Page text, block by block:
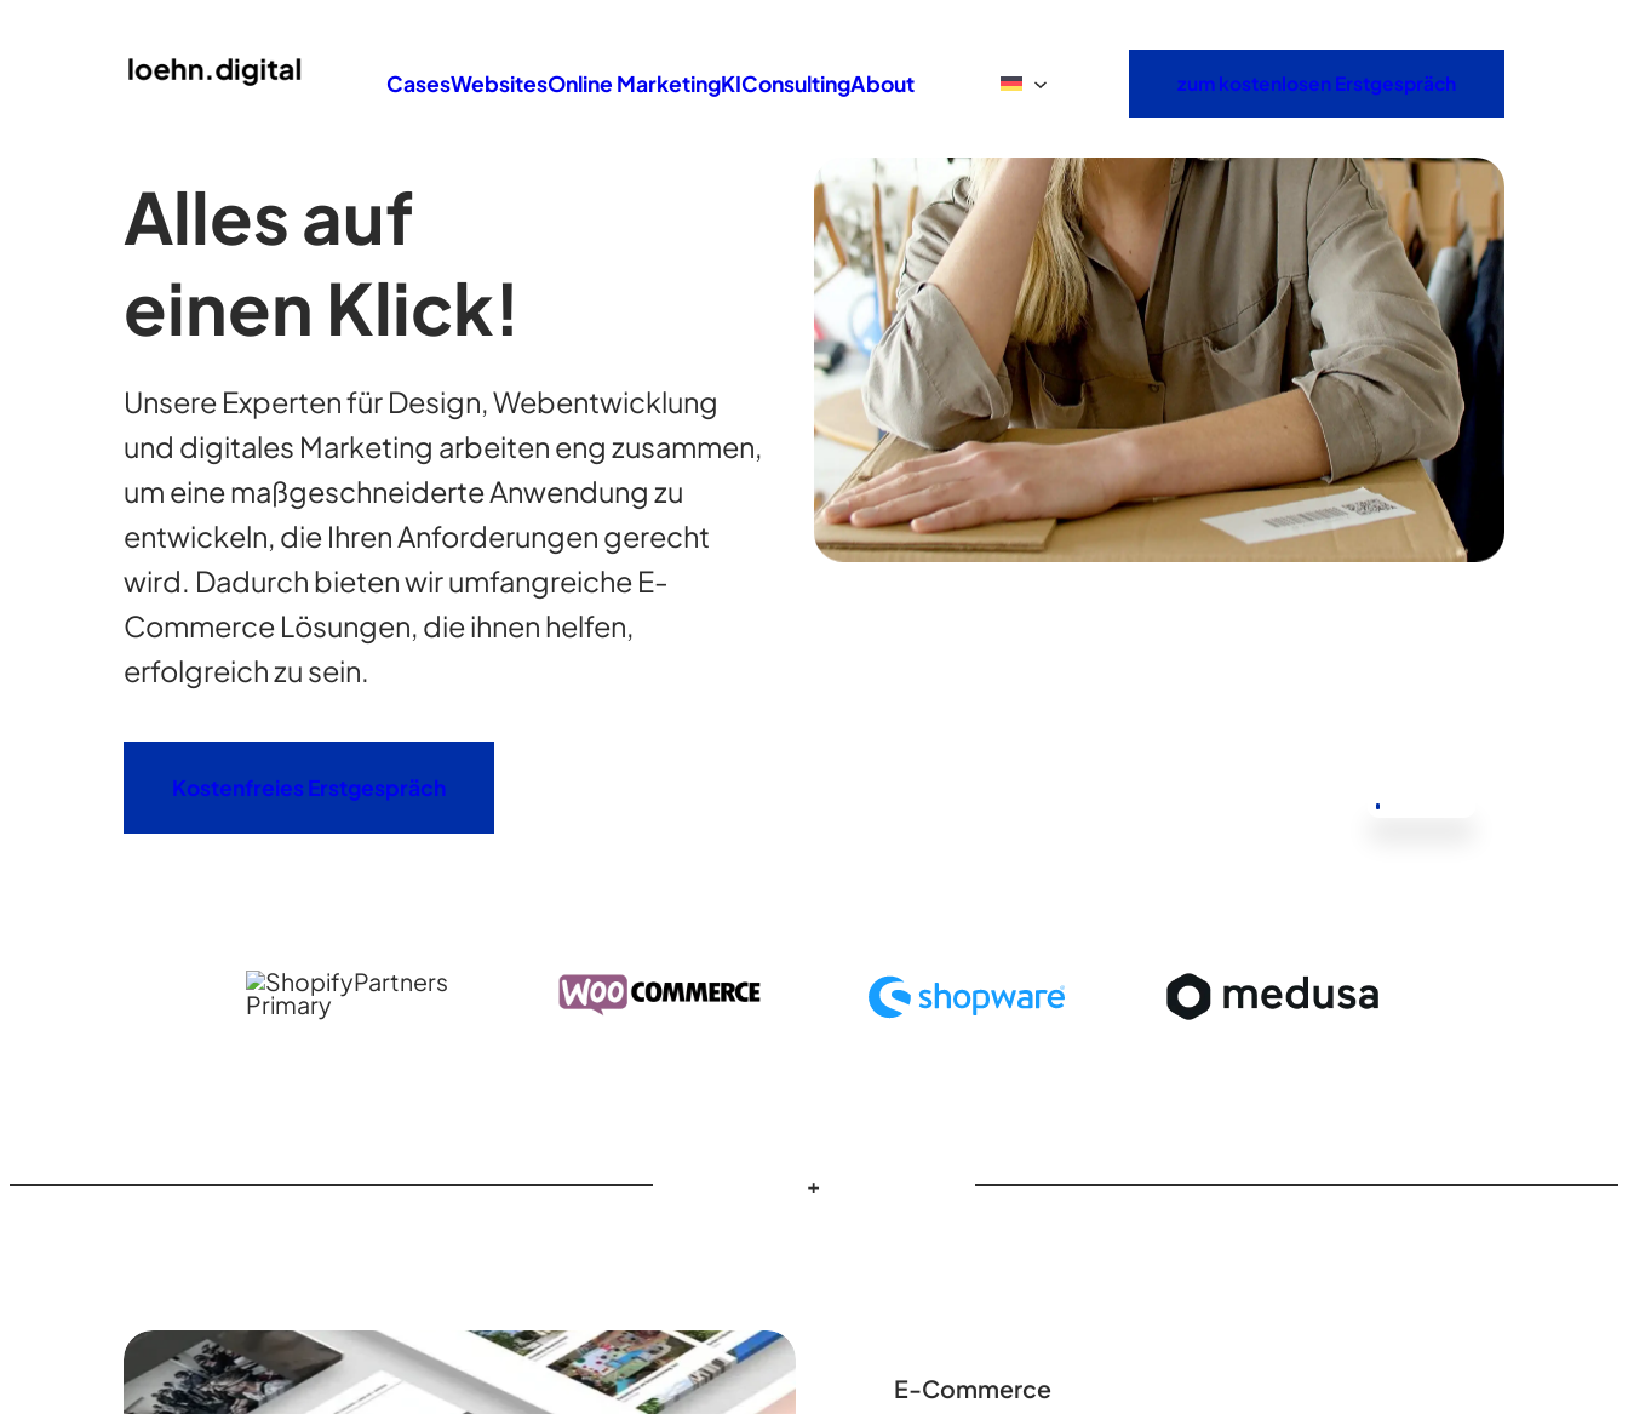
CasesWebsitesOnline MarketingKIConsultingAbout zum kostenlosen Erstgespräch
Alles auf
einen Klick!
Unsere Experten für Design, Webentwicklung
und digitales Marketing arbeiten eng zusammen,
um eine maßgeschneiderte Anwendung zu
entwickeln, die Ihren Anforderungen gerecht
wird. Dadurch bieten wir umfangreiche E-
Commerce Lösungen, die ihnen helfen,
erfolgreich zu sein.
Kostenfreies Erstgespräch
+
E-Commerce